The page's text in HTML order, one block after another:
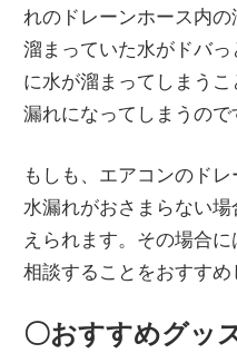
れのドレーンホース内の
溜まっていた水がドバ
に水が溜まってしまう
漏れになってしまうので
もしも、エアコンのド
水漏れがおさまらない
えられます。その場合
相談することをおすすめ
〇おすすめグッ